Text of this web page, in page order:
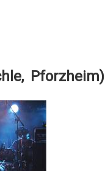
Pforzheim)